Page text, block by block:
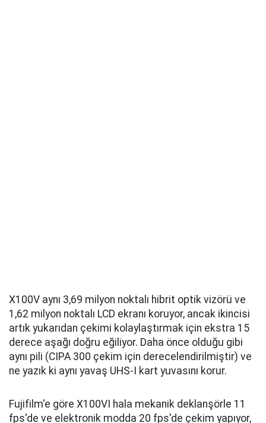
X100V aynı 3,69 milyon noktalı hibrit optik vizörü ve
1,62 milyon noktalı LCD ekranı koruyor, ancak ikincisi
artık yukarıdan çekimi kolaylaştırmak için ekstra 15
derece aşağı doğru eğiliyor. Daha önce olduğu gibi
aynı pili (CIPA 300 çekim için derecelendirilmiştir) ve
ne yazık ki aynı yavaş UHS-I kart yuvasını korur.
Fujifilm'e göre X100VI hala mekanik deklanşörle 11
fps'de ve elektronik modda 20 fps'de çekim yapıyor,